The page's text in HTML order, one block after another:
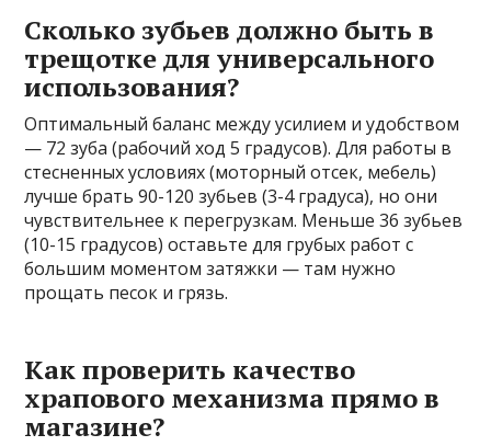
Сколько зубьев должно быть в
трещотке для универсального
использования?
Оптимальный баланс между усилием и удобством
— 72 зуба (рабочий ход 5 градусов). Для работы в
стесненных условиях (моторный отсек, мебель)
лучше брать 90-120 зубьев (3-4 градуса), но они
чувствительнее к перегрузкам. Меньше 36 зубьев
(10-15 градусов) оставьте для грубых работ с
большим моментом затяжки — там нужно
прощать песок и грязь.
Как проверить качество
храпового механизма прямо в
магазине?